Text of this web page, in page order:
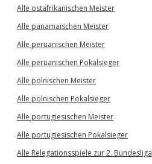
Alle ostafrikanischen Meister
Alle panamaischen Meister
Alle peruanischen Meister
Alle peruanischen Pokalsieger
Alle polnischen Meister
Alle polnischen Pokalsieger
Alle portugiesischen Meister
Alle portugiesischen Pokalsieger
Alle Relegationsspiele zur 2. Bundesliga